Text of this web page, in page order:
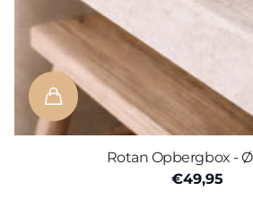
Rotan Opbergbox -
€49,95